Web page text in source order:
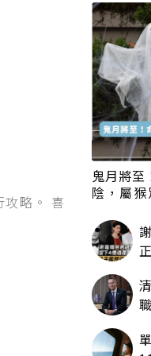
略。 喜
鬼月將至
陰，屬